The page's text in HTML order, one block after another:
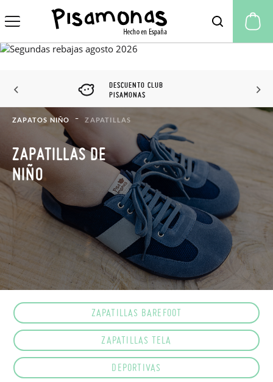
DESCUENTO CLUB
PISAMONAS
ZAPATOS NIÑO ZAPATILLAS
ZAPATILLAS DE
NIÑO
ZAPATILLAS BAREFOOT
ZAPATILLAS TELA
DEPORTIVAS